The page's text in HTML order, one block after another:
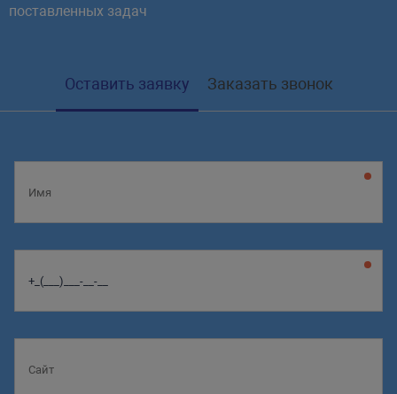
поставленных задач
Оставить заявку Заказать звонок